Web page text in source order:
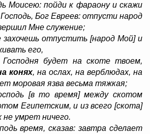
Моисею: пойди к фараону и скажи
Бог Евреев: отпусти народ
Мне служение;
отпустить [народ Мой] и
его,
будет на скоте твоем,
конях, на ослах, на верблюдах, на
моровая язва весьма тяжкая;
[в то время] между скотом
Египетским, и из всего [скота]
не умрет ничего.
время, сказав: завтра сделает